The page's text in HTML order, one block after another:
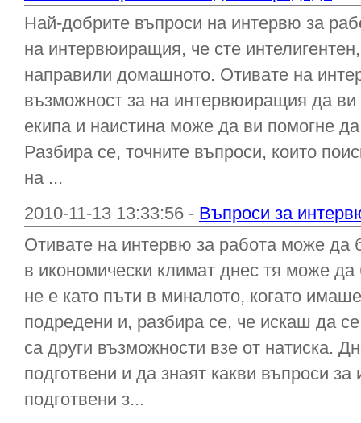
Най-добрите въпроси на интервю за
на интервюиращия, че сте
направили домашното. Отивате на
възможност за на интервюиращия да ви
екипа и наистина може да ви помогне
Разбира се, точните въпроси, които
на ...
2010-11-13 13:33:56 - Въпроси за
Отивате на интервю за работа може да
в икономически климат днес тя може
не е като пъти в миналото, когато
подредени и, разбира се, че искаш да
са други възможности взе от натиска.
подготвени и да знаят какви въпроси
подготвени з...